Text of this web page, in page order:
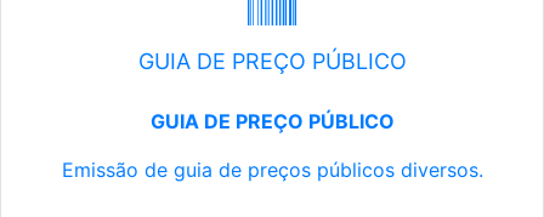
GUIA DE PREÇO PÚBLICO
GUIA DE PREÇO PÚBLICO
Emissão de guia de preços públicos diversos.